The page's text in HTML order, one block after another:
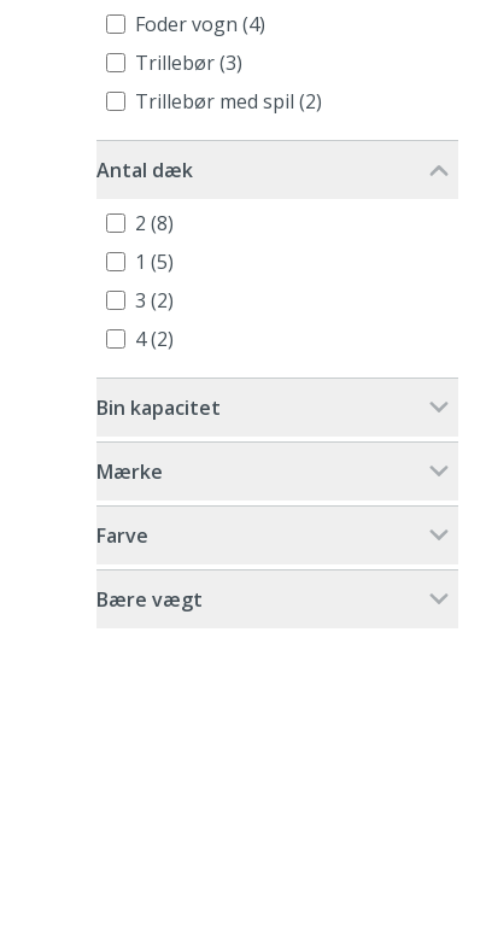
Foder vogn (4)
Trillebør (3)
Trillebør med spil (2)
Antal dæk
2 (8)
1 (5)
3 (2)
4 (2)
Bin kapacitet
Mærke
Farve
Bære vægt